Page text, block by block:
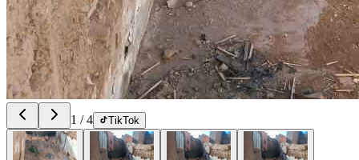
1 /4 TikTok